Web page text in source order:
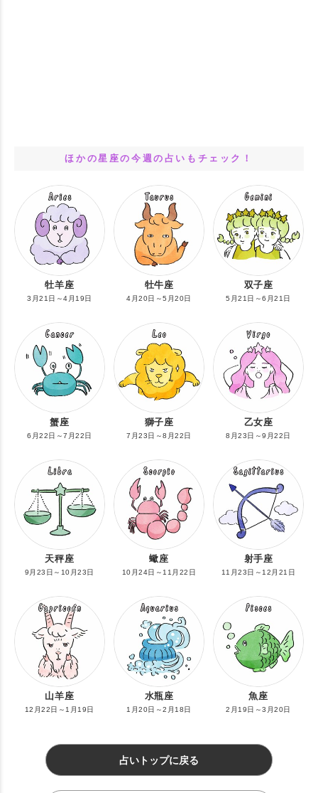
ほかの星座の今週の占いもチェック！
牡羊座
3月21日～4月19日
牡牛座
4月20日～5月20日
双子座
5月21日～6月21日
蟹座
6月22日～7月22日
獅子座
7月23日～8月22日
乙女座
8月23日～9月22日
天秤座
9月23日～10月23日
蠍座
10月24日～11月22日
射手座
11月23日～12月21日
山羊座
12月22日～1月19日
水瓶座
1月20日～2月18日
魚座
2月19日～3月20日
占いトップに戻る